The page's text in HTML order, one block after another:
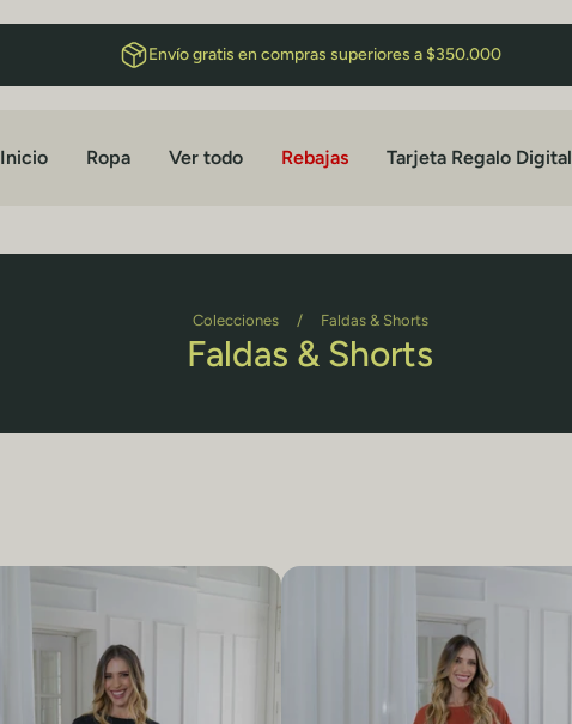
Envío gratis en compras superiores a $350.000
Inicio Ropa Ver todo Rebajas Tarjeta Regalo Digital
Colecciones / Faldas & Shorts
Faldas & Shorts